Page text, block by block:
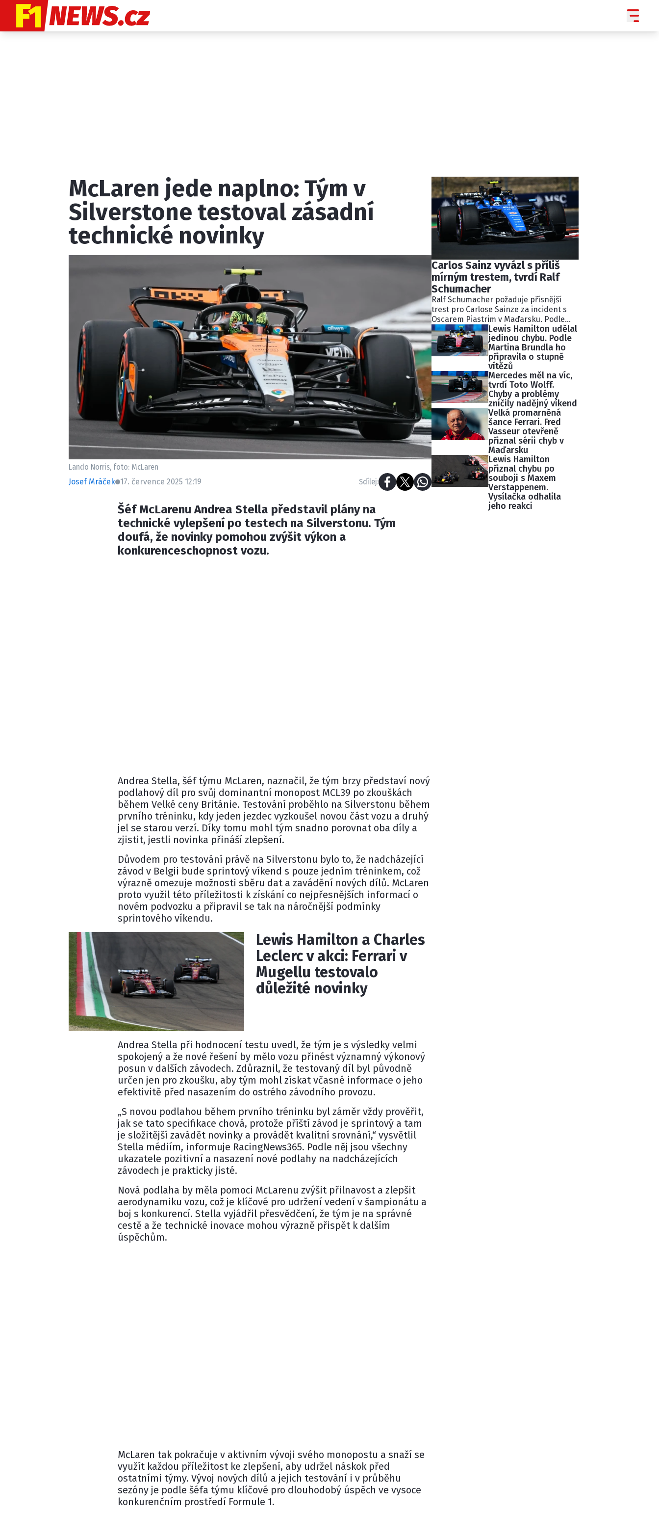
Provozovatelem serveru F1NEWS.cz je INCORP MEDIA GROUP s.r.o., IČ: 118 23 054
SLEDUJTE NÁS NA
McLaren jede naplno: Tým v
Silverstone testoval zásadní
technické novinky
Lando Norris, foto: McLaren
Josef Mráček 17. července 2025 12:19 Sdílej:
Šéf McLarenu Andrea Stella představil plány na
technické vylepšení po testech na Silverstonu. Tým
doufá, že novinky pomohou zvýšit výkon a
konkurenceschopnost vozu.
Andrea Stella, šéf týmu McLaren, naznačil, že tým brzy představí nový
podlahový díl pro svůj dominantní monopost MCL39 po zkouškách
během Velké ceny Británie. Testování proběhlo na Silverstonu během
prvního tréninku, kdy jeden jezdec vyzkoušel novou část vozu a druhý
jel se starou verzí. Díky tomu mohl tým snadno porovnat oba díly a
zjistit, jestli novinka přináší zlepšení.
Důvodem pro testování právě na Silverstonu bylo to, že nadcházející
závod v Belgii bude sprintový víkend s pouze jedním tréninkem, což
výrazně omezuje možnosti sběru dat a zavádění nových dílů. McLaren
proto využil této příležitosti k získání co nejpřesnějších informací o
novém podvozku a připravil se tak na náročnější podmínky
sprintového víkendu.
Lewis Hamilton a Charles
Leclerc v akci: Ferrari v
Mugellu testovalo
důležité novinky
Andrea Stella při hodnocení testu uvedl, že tým je s výsledky velmi
spokojený a že nové řešení by mělo vozu přinést významný výkonový
posun v dalších závodech. Zdůraznil, že testovaný díl byl původně
určen jen pro zkoušku, aby tým mohl získat včasné informace o jeho
efektivitě před nasazením do ostrého závodního provozu.
„S novou podlahou během prvního tréninku byl záměr vždy prověřit,
jak se tato specifikace chová, protože příští závod je sprintový a tam
je složitější zavádět novinky a provádět kvalitní srovnání,“ vysvětlil
Stella médiím, informuje RacingNews365. Podle něj jsou všechny
ukazatele pozitivní a nasazení nové podlahy na nadcházejících
závodech je prakticky jisté.
Nová podlaha by měla pomoci McLarenu zvýšit přilnavost a zlepšit
aerodynamiku vozu, což je klíčové pro udržení vedení v šampionátu a
boj s konkurencí. Stella vyjádřil přesvědčení, že tým je na správné
cestě a že technické inovace mohou výrazně přispět k dalším
úspěchům.
McLaren tak pokračuje v aktivním vývoji svého monopostu a snaží se
využít každou příležitost ke zlepšení, aby udržel náskok před
ostatními týmy. Vývoj nových dílů a jejich testování i v průběhu
sezóny je podle šéfa týmu klíčové pro dlouhodobý úspěch ve vysoce
konkurenčním prostředí Formule 1.
Carlos Sainz vyvázl s příliš
mírným trestem, tvrdí Ralf
Schumacher
Ralf Schumacher požaduje přísnější
trest pro Carlose Sainze za incident s
Oscarem Piastrim v Maďarsku. Podle
bývalého pilota Williams ignoroval
několik modrých vlajek a následně
kolidoval s lídrem závodu.
Pětisekundovou penalizaci považuje
Schumacher za nedostatečnou.
Lewis Hamilton udělal
jedinou chybu. Podle
Martina Brundla ho
připravila o stupně
vítězů
Mercedes měl na víc,
tvrdí Toto Wolff.
Chyby a problémy
zničily nadějný víkend
Velká promarněná
šance Ferrari. Fred
Vasseur otevřeně
přiznal sérii chyb v
Maďarsku
Lewis Hamilton
přiznal chybu po
souboji s Maxem
Verstappenem.
Vysílačka odhalila
jeho reakci